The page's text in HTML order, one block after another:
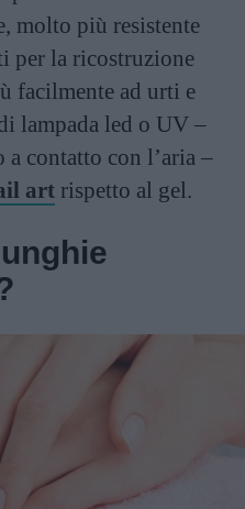
molto più resistente
per la ricostruzione
facilmente ad urti e
lampada led o UV –
a contatto con l’aria –
art rispetto al gel.